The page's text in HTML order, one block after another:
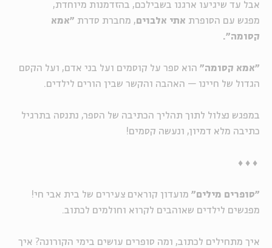
אבל עד שיגיעו ארגנו בשבילכם, בהזדמנות מיוחדת,
מפגש עם הסופרת אתי אלבוים, מחברת סדרת "אמא
קסומה".
"אמא קסומה" הוא ספר על קוסמים ועל בני אדם, ועל הקסם
הגדול של חיינו — האהבה והקשר שבין הורים לילדים.
במפגש נצלול לתוך תהליך הכתיבה של הספר, נתנסה בתרגיל
כתיבה מלא דמיון, ונעשה קסמים!
♦ ♦
♦
"סופרים מילים" מועדון קוראים צעירים של בית אבי חי!
מפגשים לילדים שאוהבים לקרוא וחולמים לכתוב.
איך מתחילים לכתוב, ומה סופרים עושים בימי הקורונה? איך